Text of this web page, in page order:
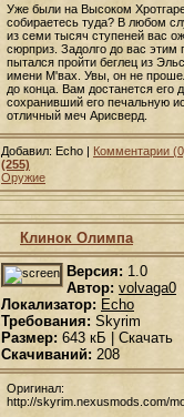
Уже были на Высоком
собираетесь туда? В любом
из семи тысяч ступеней вас
сюрприз. Задолго до вас этим
пытался пройти беглец из
имени М'вах. Увы, он не
до конца. Вам достанется его
сохранивший его печальную
отличный меч Арисверд.
Добавил: Echo | Комментарии
(255)
Оружие
Клинок Олимпа
Версия: 1.0
Автор: volvaga0
Локализатор: Echo
Требования: Skyrim
Размер: 643 кБ | Скачать
Скачиваний: 208
Оригинал:
http://skyrim.nexusmods.com/